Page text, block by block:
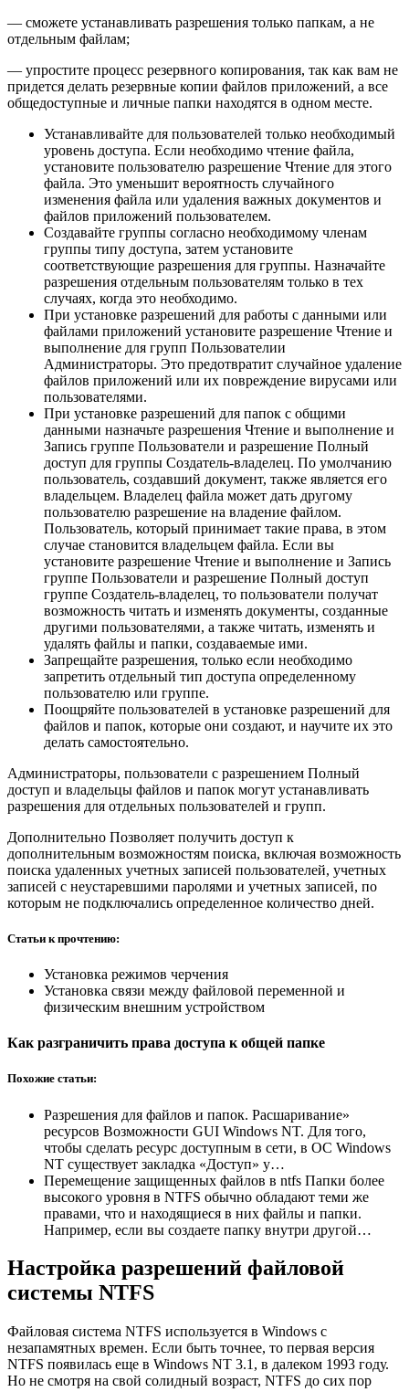
— сможете устанавливать разрешения только папкам, а не
отдельным файлам;
— упростите процесс резервного копирования, так как вам не
придется делать резервные копии файлов приложений, а все
общедоступные и личные папки находятся в одном месте.
Устанавливайте для пользователей только необходимый
уровень доступа. Если необходимо чтение файла,
установите пользователю разрешение Чтение для этого
файла. Это уменьшит вероятность случайного
изменения файла или удаления важных документов и
файлов приложений пользователем.
Создавайте группы согласно необходимому членам
группы типу доступа, затем установите
соответствующие разрешения для группы. Назначайте
разрешения отдельным пользователям только в тех
случаях, когда это необходимо.
При установке разрешений для работы с данными или
файлами приложений установите разрешение Чтение и
выполнение для групп Пользователии
Администраторы. Это предотвратит случайное удаление
файлов приложений или их повреждение вирусами или
пользователями.
При установке разрешений для папок с общими
данными назначьте разрешения Чтение и выполнение и
Запись группе Пользователи и разрешение Полный
доступ для группы Создатель-владелец. По умолчанию
пользователь, создавший документ, также является его
владельцем. Владелец файла может дать другому
пользователю разрешение на владение файлом.
Пользователь, который принимает такие права, в этом
случае становится владельцем файла. Если вы
установите разрешение Чтение и выполнение и Запись
группе Пользователи и разрешение Полный доступ
группе Создатель-владелец, то пользователи получат
возможность читать и изменять документы, созданные
другими пользователями, а также читать, изменять и
удалять файлы и папки, создаваемые ими.
Запрещайте разрешения, только если необходимо
запретить отдельный тип доступа определенному
пользователю или группе.
Поощряйте пользователей в установке разрешений для
файлов и папок, которые они создают, и научите их это
делать самостоятельно.
Администраторы, пользователи с разрешением Полный
доступ и владельцы файлов и папок могут устанавливать
разрешения для отдельных пользователей и групп.
Дополнительно Позволяет получить доступ к
дополнительным возможностям поиска, включая возможность
поиска удаленных учетных записей пользователей, учетных
записей с неустаревшими паролями и учетных записей, по
которым не подключались определенное количество дней.
Статьи к прочтению:
Установка режимов черчения
Установка связи между файловой переменной и
физическим внешним устройством
Как разграничить права доступа к общей папке
Похожие статьи:
Разрешения для файлов и папок. Расшаривание»
ресурсов Возможности GUI Windows NT. Для того,
чтобы сделать ресурс доступным в сети, в ОС Windows
NT существует закладка «Доступ» у…
Перемещение защищенных файлов в ntfs Папки более
высокого уровня в NTFS обычно обладают теми же
правами, что и находящиеся в них файлы и папки.
Например, если вы создаете папку внутри другой…
Настройка разрешений файловой
системы NTFS
Файловая система NTFS используется в Windows с
незапамятных времен. Если быть точнее, то первая версия
NTFS появилась еще в Windows NT 3.1, в далеком 1993 году.
Но не смотря на свой солидный возраст, NTFS до сих пор